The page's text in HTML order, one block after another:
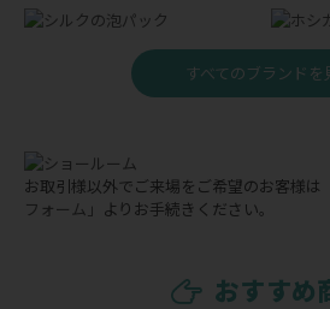
すべてのブランドを
お取引様以外でご来場をご希望のお客様は
フォーム」 よりお手続きください。
おすすめ